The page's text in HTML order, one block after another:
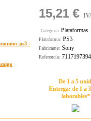
15,21 €
Categoria: Plataformas
Plataforma: PS3
Fabricante: Sony
Referencia:
De 1 a 5
Entrega: de 1 a
laborables*